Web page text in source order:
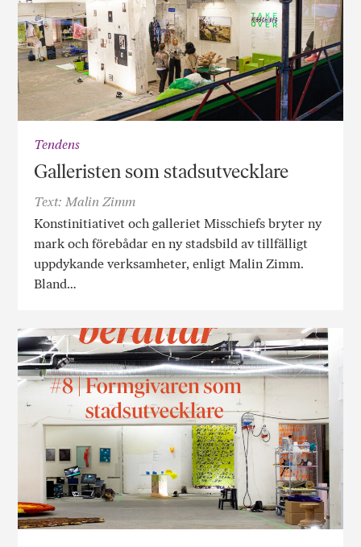
Tendens
Galleristen som stadsutvecklare
Text: Malin Zimm
Konstinitiativet och galleriet Misschiefs bryter ny
mark och förebådar en ny stadsbild av tillfälligt
uppdykande verksamheter, enligt Malin Zimm.
Bland…